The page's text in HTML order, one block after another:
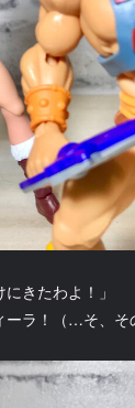
きたわよ！」
ーラ！（…そ、そ